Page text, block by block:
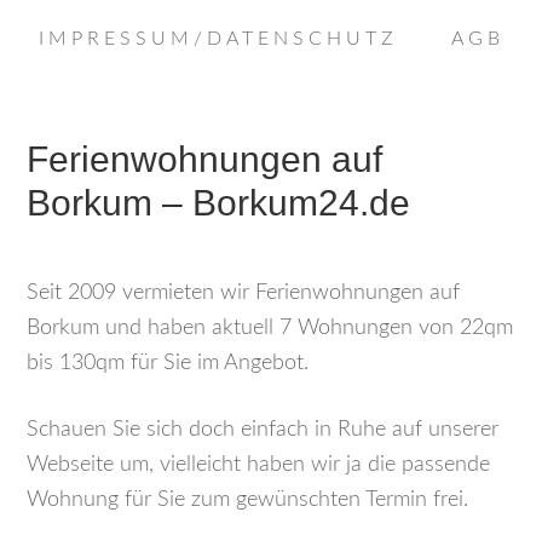
IMPRESSUM/DATENSCHUTZ AGB
Ferienwohnungen auf
Borkum – Borkum24.de
Seit 2009 vermieten wir Ferienwohnungen auf
Borkum und haben aktuell 7 Wohnungen von 22qm
bis 130qm für Sie im Angebot.
Schauen Sie sich doch einfach in Ruhe auf unserer
Webseite um, vielleicht haben wir ja die passende
Wohnung für Sie zum gewünschten Termin frei.